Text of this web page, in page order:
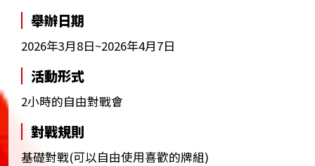
舉辦日期
2026年3月8日~2026年4月7日
活動形式
2小時的自由對戰會
對戰規則
基礎對戰(可以自由使用喜歡的牌組)